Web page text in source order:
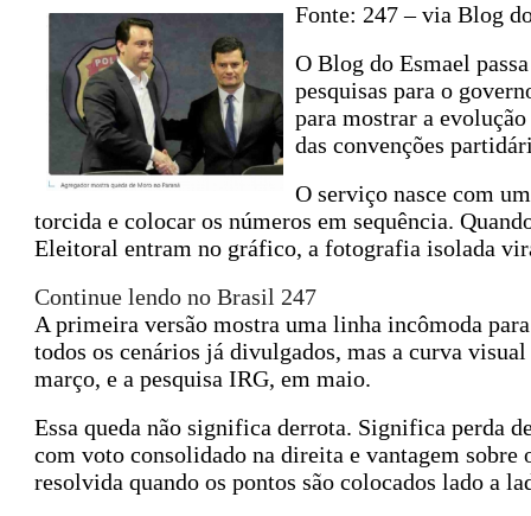
Fonte: 247 – via Blog
O Blog do Esmael
pesquisas para o
para mostrar a
das convenções
O serviço nasce com
torcida e colocar os números em sequência.
Eleitoral entram no gráfico, a fotografia isolada
Continue lendo no Brasil 247
A primeira versão mostra uma linha incômoda
todos os cenários já divulgados, mas a curva
março, e a pesquisa IRG, em maio.
Essa queda não significa derrota. Significa perda
com voto consolidado na direita e vantagem
resolvida quando os pontos são colocados lado a